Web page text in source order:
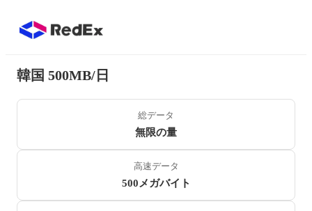
韓国 500MB/日
総データ
無限の量
高速データ
500メガバイト